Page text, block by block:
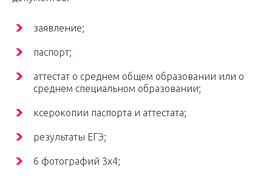
заявление;
паспорт;
аттестат о среднем общем образовании или о
среднем специальном образовании;
ксерокопии паспорта и аттестата;
результаты ЕГЭ;
6 фотографий 3х4;